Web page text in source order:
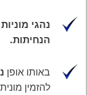
נהגי
הנחיתות.
באותו אופן
להזמין